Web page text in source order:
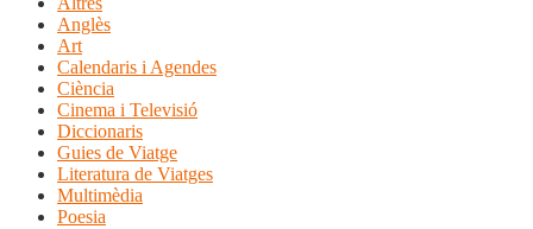
Anglès
Art
Calendaris i Agendes
Ciència
Cinema i Televisió
Diccionaris
Guies de Viatge
Literatura de Viatges
Multimèdia
Poesia